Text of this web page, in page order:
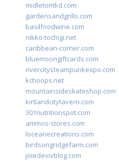
midletontkd.com
gardensandgrills.com
basilfoodwine.com
nikko-tochigi.net
caribbean-corner.com
bluemoongiftcards.com
rivercitysteampunkexpo.com
kchoops.net
mountainsideskateshop.com
kirtlandcitytavern.com
301nutritionspot.com
ammos-stores.com
loceanecreations.com
birdsongridgefarm.com
joiedevivblog.com